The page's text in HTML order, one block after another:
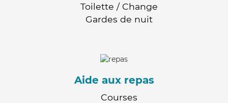
Toilette / Change
Gardes de nuit
Aide aux repas
Courses